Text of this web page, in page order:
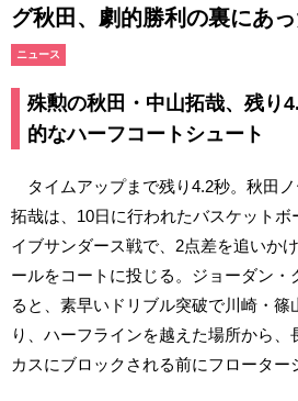
グ秋田、劇的勝利の裏にあ
ニュース
殊勲の秋田・中山拓哉、残り
的なハーフコートシュート
タイムアップまで残り4.2秒。秋田
拓哉は、10日に行われたバスケット
イブサンダース戦で、2点差を追いか
ールをコートに投じる。ジョーダン・
ると、素早いドリブル突破で川崎・篠
り、ハーフラインを越えた場所から
カスにブロックされる前にフローター